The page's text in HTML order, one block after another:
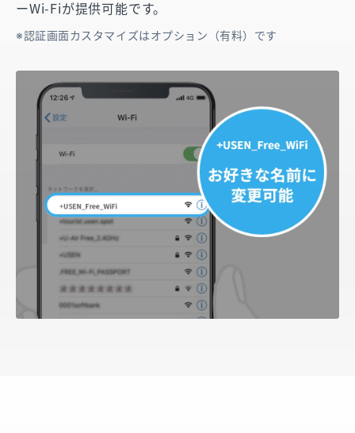
ーWi-Fiが提供可能です。
認証画面カスタマイズはオプション（有料）です